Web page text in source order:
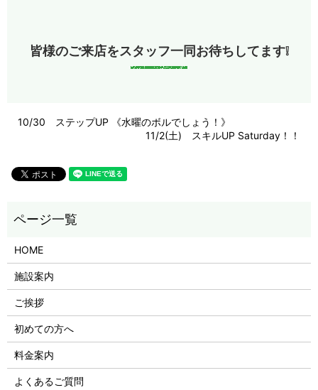
皆様のご来店をスタッフ一同お待ちしてます❕
10/30 ステップUP 《水曜のボルでしょう！》
11/2(土) スキルUP Saturday！！
HOME
施設案内
ご挨拶
初めての方へ
料金案内
よくあるご質問